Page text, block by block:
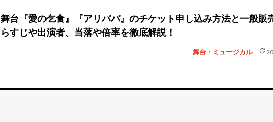
舞台『愛の乞食』『アリババ』のチケット申し込み方法と一般販
らすじや出演者、当落や倍率を徹底解説！
舞台・ミュージカル update